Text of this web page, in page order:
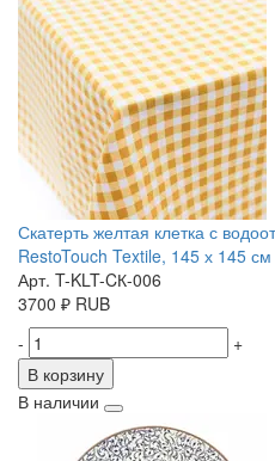
Скатерть желтая клетка с
RestoTouch Textile, 145 х 145 см
Арт. T-KLT-CК-006
3700 ₽ RUB
-
+
В корзину
В наличии